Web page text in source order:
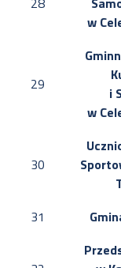
w
29
i
w
30
31